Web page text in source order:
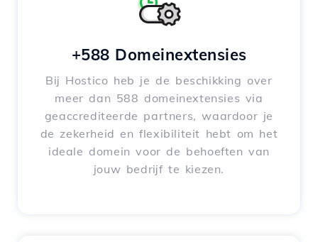
+588 Domeinextensies
Bij Hostico heb je de beschikking over
meer dan 588 domeinextensies via
geaccrediteerde partners, waardoor je
de zekerheid en flexibiliteit hebt om het
ideale domein voor de behoeften van
jouw bedrijf te kiezen.